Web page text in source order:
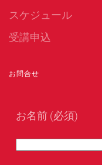
スケジュール
受講申込
お問合せ
お名前 (必須)